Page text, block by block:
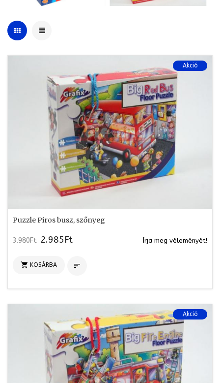
Akció
Puzzle Piros busz, szőnyeg
3.980Ft 2.985Ft Írja meg véleményét!
 KOSÁRBA 
Akció